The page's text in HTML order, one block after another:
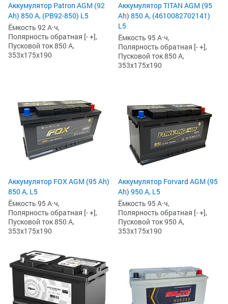
Аккумулятор Patron AGM (92
Ah) 850 А, (PB92-850) L5
Ёмкость 92 А·ч,
Полярность обратная [- +],
Пусковой ток 850 А,
353x175x190
Аккумулятор TITAN AGM (95
Ah) 850 А, (4610082702141)
L5
Ёмкость 95 А·ч,
Полярность обратная [- +],
Пусковой ток 850 А,
353x175x190
Аккумулятор FOX AGM (95 Ah)
850 А, L5
Ёмкость 95 А·ч,
Полярность обратная [- +],
Пусковой ток 850 А,
353x175x190
Аккумулятор Forvard AGM (95
Ah) 950 А, L5
Ёмкость 95 А·ч,
Полярность обратная [- +],
Пусковой ток 950 А,
353x175x190